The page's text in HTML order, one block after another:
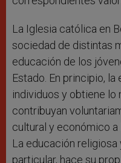
La Iglesia católica en
sociedad de distintas
educación de los
Estado. En principio,
individuos y obtiene lo
contribuyan
cultural y económico a
La educación
particular, hace su